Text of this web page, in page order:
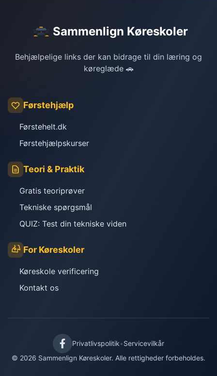
Sammenlign Køreskoler
Behjælpelige links der kan bidrage til din læring og
køreglæde 🚗
Førstehjælp
Førstehelt.dk
Førstehjælpskurser
Teori & Praktik
Gratis teoriprøver
Tekniske spørgsmål
QUIZ: Test din tekniske viden
For Køreskoler
Køreskole verificering
Kontakt os
Privatlivspolitik•Servicevilkår
© 2026 Sammenlign Køreskoler. Alle rettigheder forbeholdes.